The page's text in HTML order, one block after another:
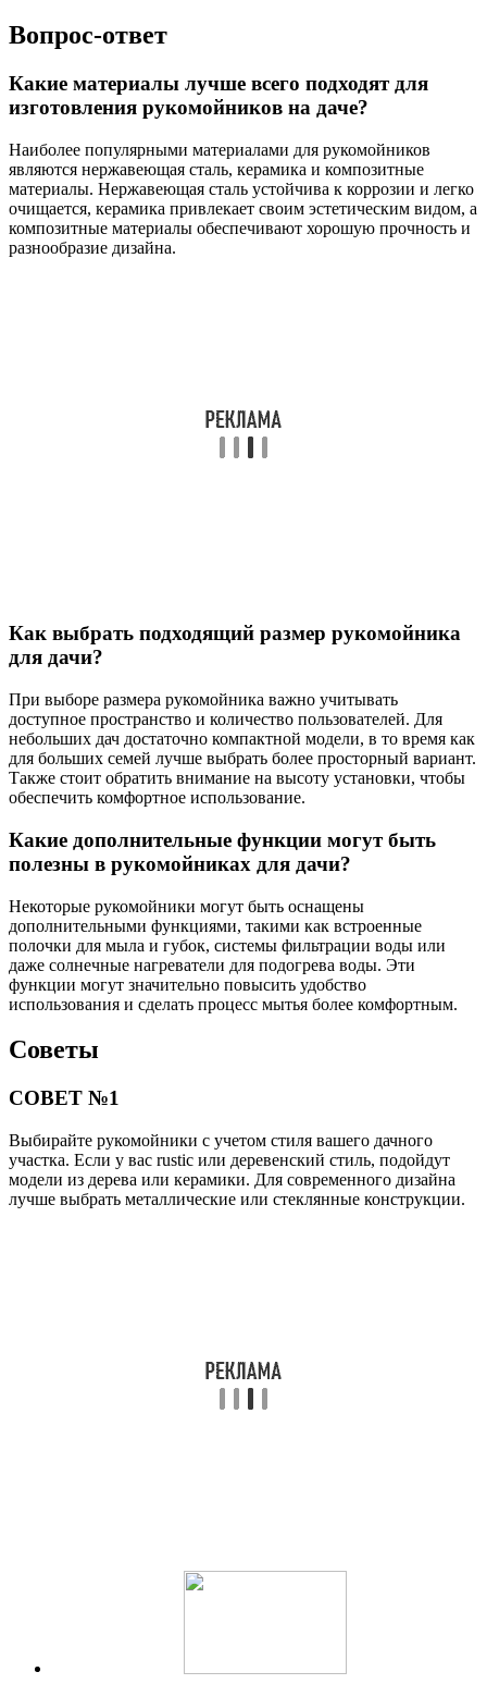
Вопрос-ответ
Какие материалы лучше всего подходят для
изготовления рукомойников на даче?
Наиболее популярными материалами для рукомойников
являются нержавеющая сталь, керамика и композитные
материалы. Нержавеющая сталь устойчива к коррозии и легко
очищается, керамика привлекает своим эстетическим видом, а
композитные материалы обеспечивают хорошую прочность и
разнообразие дизайна.
Как выбрать подходящий размер рукомойника
для дачи?
При выборе размера рукомойника важно учитывать
доступное пространство и количество пользователей. Для
небольших дач достаточно компактной модели, в то время как
для больших семей лучше выбрать более просторный вариант.
Также стоит обратить внимание на высоту установки, чтобы
обеспечить комфортное использование.
Какие дополнительные функции могут быть
полезны в рукомойниках для дачи?
Некоторые рукомойники могут быть оснащены
дополнительными функциями, такими как встроенные
полочки для мыла и губок, системы фильтрации воды или
даже солнечные нагреватели для подогрева воды. Эти
функции могут значительно повысить удобство
использования и сделать процесс мытья более комфортным.
Советы
СОВЕТ №1
Выбирайте рукомойники с учетом стиля вашего дачного
участка. Если у вас rustic или деревенский стиль, подойдут
модели из дерева или керамики. Для современного дизайна
лучше выбрать металлические или стеклянные конструкции.